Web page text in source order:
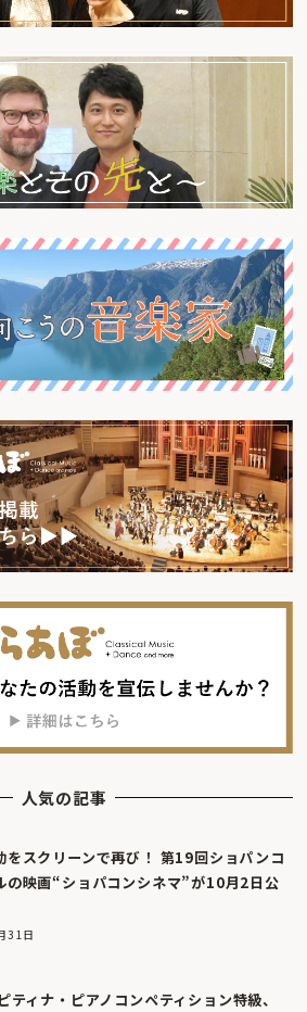
人気の記事
をスクリーンで再び！ 第19回ショパンコ
の映画“ショパコンシネマ”が10月2日公
31日
ティナ・ピアノコンペティション特級、